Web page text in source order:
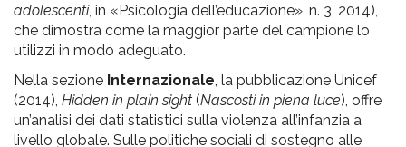
adolescenti, in «Psicologia dell’educazione», n. 3, 2014),
che dimostra come la maggior parte del campione lo
utilizzi in modo adeguato.
Nella sezione Internazionale, la pubblicazione Unicef
(2014), Hidden in plain sight (Nascosti in piena luce), offre
un’analisi dei dati statistici sulla violenza all’infanzia a
livello globale. Sulle politiche sociali di sostegno alle